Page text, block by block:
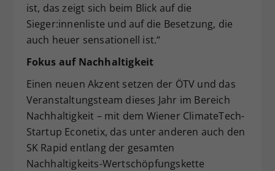
ist, das zeigt sich beim Blick auf die
Sieger:innenliste und auf die Besetzung, die
auch heuer sensationell ist.“
Fokus auf Nachhaltigkeit
Einen neuen Akzent setzen der ÖTV und das
Veranstaltungsteam dieses Jahr im Bereich
Nachhaltigkeit – mit dem Wiener ClimateTech-
Startup Econetix, das unter anderen auch den
SK Rapid entlang der gesamten
Nachhaltigkeits-Wertschöpfungskette